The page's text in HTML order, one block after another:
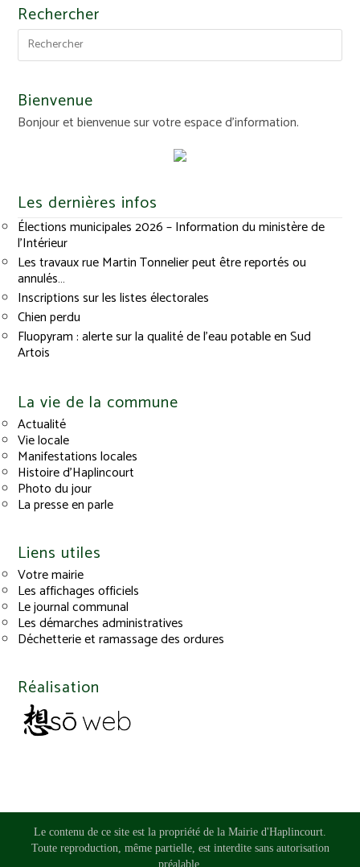
Rechercher
Bienvenue
Bonjour et bienvenue sur votre espace d'information.
Les dernières infos
Élections municipales 2026 – Information du ministère de
l’Intérieur
Les travaux rue Martin Tonnelier peut être reportés ou
annulés…
Inscriptions sur les listes électorales
Chien perdu
Fluopyram : alerte sur la qualité de l’eau potable en Sud
Artois
La vie de la commune
Actualité
Vie locale
Manifestations locales
Histoire d’Haplincourt
Photo du jour
La presse en parle
Liens utiles
Votre mairie
Les affichages officiels
Le journal communal
Les démarches administratives
Déchetterie et ramassage des ordures
Réalisation
Le contenu de ce site est la propriété de la Mairie d'Haplincourt.
Toute reproduction, même partielle, est interdite sans autorisation
préalable.